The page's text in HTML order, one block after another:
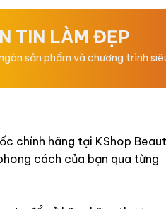
5
TIN LÀM ĐẸP
sản phẩm và chương trình
chính hãng tại KShop
cách của bạn qua từng